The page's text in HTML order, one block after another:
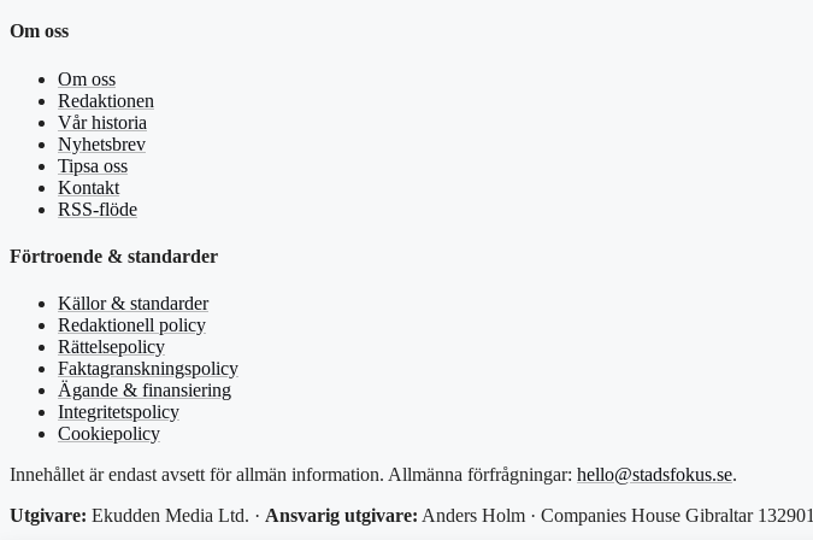
Om oss
Om oss
Redaktionen
Vår historia
Nyhetsbrev
Tipsa oss
Kontakt
RSS-flöde
Förtroende & standarder
Källor & standarder
Redaktionell policy
Rättelsepolicy
Faktagranskningspolicy
Ägande & finansiering
Integritetspolicy
Cookiepolicy
Innehållet är endast avsett för allmän information. Allmänna förfrågningar: hello@stadsfokus.se.
Utgivare: Ekudden Media Ltd. · Ansvarig utgivare: Anders Holm · Companies House Gibraltar 132901